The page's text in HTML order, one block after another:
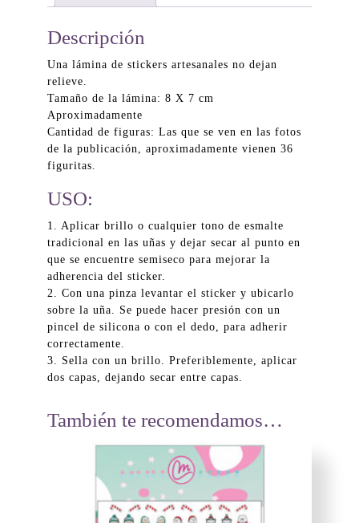
Descripción
Una lámina de stickers artesanales no dejan
relieve.
Tamaño de la lámina: 8 X 7 cm
Aproximadamente
Cantidad de figuras: Las que se ven en las fotos
de la publicación, aproximadamente vienen 36
figuritas.
USO:
1. Aplicar brillo o cualquier tono de esmalte
tradicional en las uñas y dejar secar al punto en
que se encuentre semiseco para mejorar la
adherencia del sticker.
2. Con una pinza levantar el sticker y ubicarlo
sobre la uña. Se puede hacer presión con un
pincel de silicona o con el dedo, para adherir
correctamente.
3. Sella con un brillo. Preferiblemente, aplicar
dos capas, dejando secar entre capas.
También te recomendamos…